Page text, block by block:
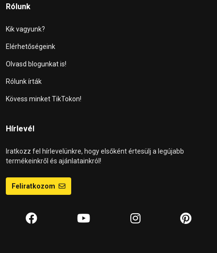
Rólunk
Kik vagyunk?
Elérhetőségeink
Olvasd blogunkat is!
Rólunk írták
Kövess minket TikTokon!
Hírlevél
Iratkozz fel hírlevelünkre, hogy elsőként értesülj a legújabb
termékeinkről és ajánlatainkról!
Feliratkozom